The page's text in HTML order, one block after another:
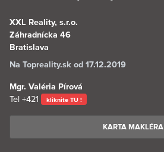
XXL Reality, s.r.o.
Záhradnícka 46
Bratislava
Na Topreality.sk od 17.12.2019
Mgr. Valéria Pírová
Tel +421 kliknite TU !
KARTA MAKLÉRA